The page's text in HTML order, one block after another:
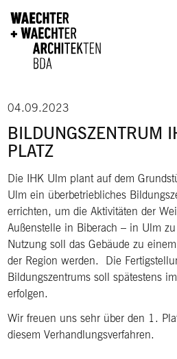
04.09.2023
BILDUNGSZENTRUM
PLATZ
Die IHK Ulm plant auf dem
Ulm ein überbetriebliches
errichten, um die Aktivitäten der
Außenstelle in Biberach – in Ulm
Nutzung soll das Gebäude zu
der Region werden. Die
Bildungszentrums soll spätestens
erfolgen.
Wir freuen uns sehr über den 1.
diesem Verhandlungsverfahren.